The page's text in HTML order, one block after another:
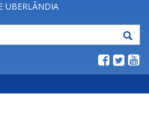
Canais
UBERLÂNDIA